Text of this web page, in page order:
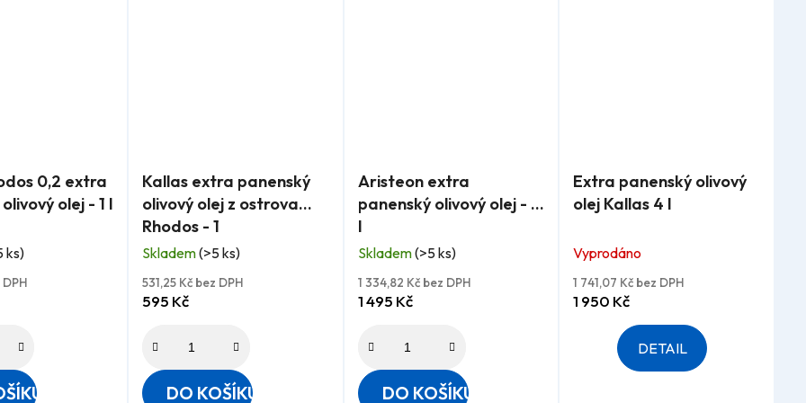
0,2 extra
olej - 1 l
ks)
DPH
hodnocení
produktu
je
5,0
z
5
Kallas extra panenský
olivový olej z ostrova
Rhodos - 1
Skladem(>5 ks)
531,25 Kč bez DPH
595 Kč
DO KOŠÍKU
hodnocení
produktu
je
4,9
z
5
Aristeon extra
panenský olivový olej - 3
l
Skladem(>5 ks)
1 334,82 Kč bez DPH
1 495 Kč
DO KOŠÍKU
hodnocení
produktu
5,0
z
5
hvězdiček.
Extra panenský olivový
olej Kallas 4 l
Vyprodáno
1 741,07 Kč bez DPH
1 950 Kč
DETAIL